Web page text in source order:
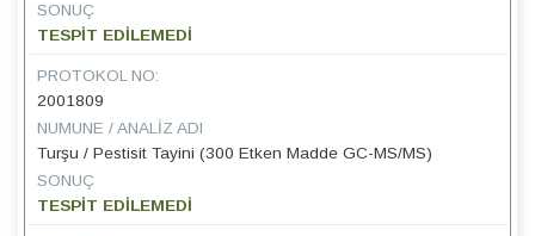
SONUÇ
TESPİT EDİLEMEDİ
PROTOKOL NO:
2001809
NUMUNE / ANALIZ ADI
Turşu / Pestisit Tayini (300 Etken Madde GC-MS/MS)
SONUÇ
TESPİT EDİLEMEDİ